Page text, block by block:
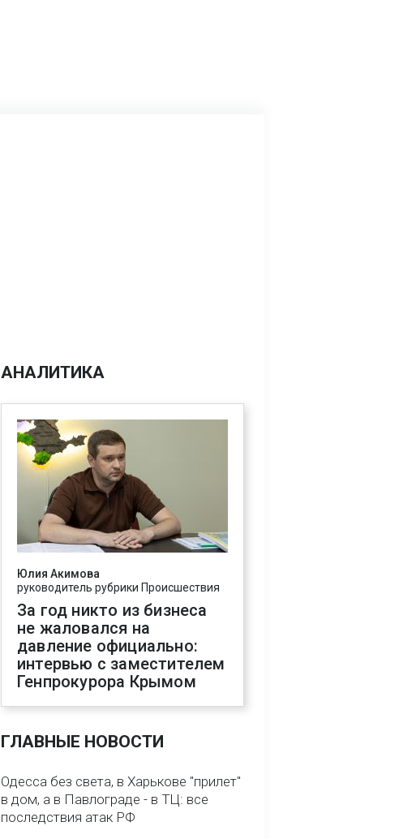
АНАЛИТИКА
Юлия Акимова
руководитель рубрики Происшествия
За год никто из бизнеса
не жаловался на
давление официально:
интервью с заместителем
Генпрокурора Крымом
ГЛАВНЫЕ НОВОСТИ
Одесса без света, в Харькове "прилет"
в дом, а в Павлограде - в ТЦ: все
последствия атак РФ